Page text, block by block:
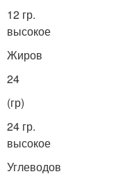
12 гр.
высокое
Жиров
24
(гр)
24 гр.
высокое
Углеводов